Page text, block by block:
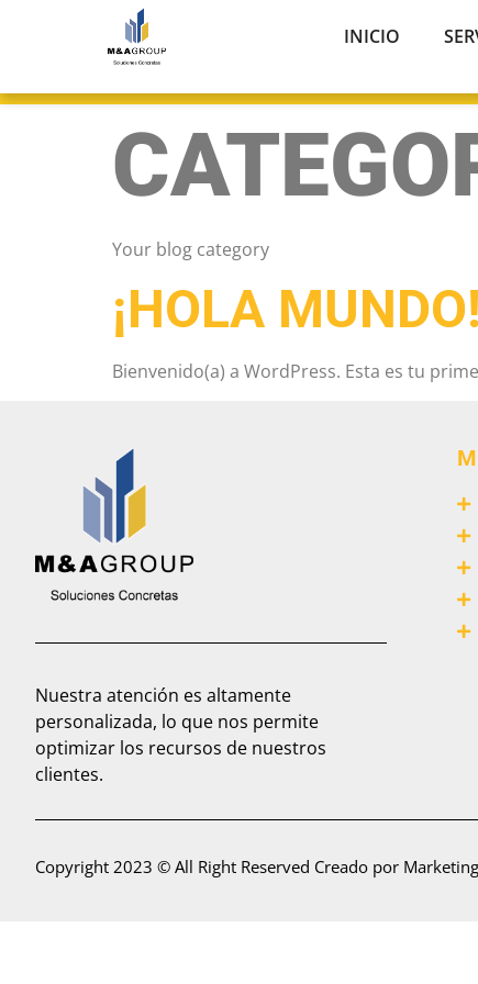
INICIO
Your blog category
¡HOLA MUNDO!
Bienvenido(a) a WordPress. Esta es tu
Nuestra atención es altamente
personalizada, lo que nos permite
optimizar los recursos de nuestros
clientes.
Copyright 2023 © All Right Reserved Creado por